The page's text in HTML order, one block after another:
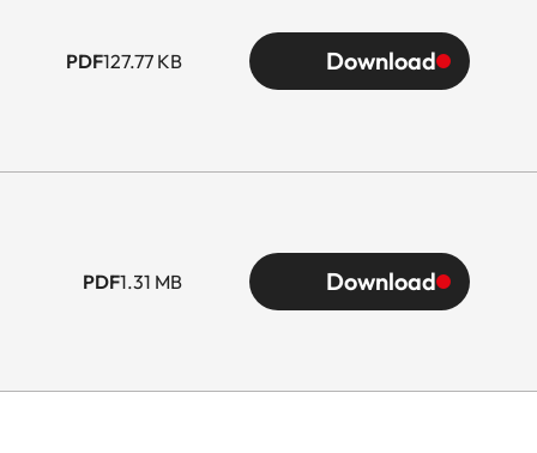
PDF127.77 KB Download
PDF1.31 MB Download